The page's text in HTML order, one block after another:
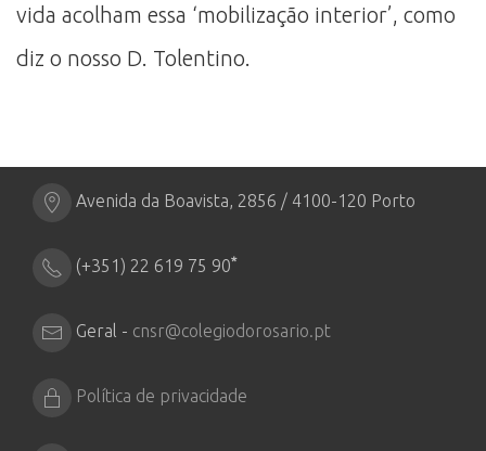
vida acolham essa ‘mobilização interior’, como
diz o nosso D. Tolentino.
Avenida da Boavista, 2856 / 4100-120 Porto
(+351) 22 619 75 90*
Geral - cnsr@colegiodorosario.pt
Política de privacidade